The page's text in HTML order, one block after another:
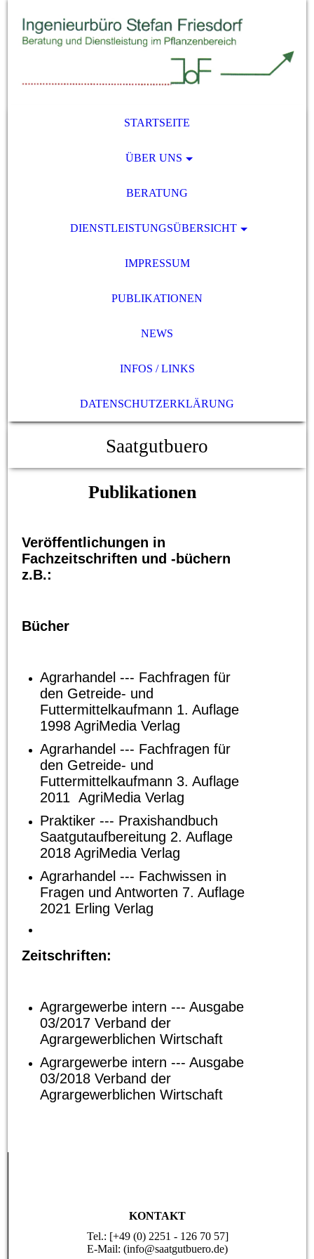
STARTSEITE
ÜBER UNS
BERATUNG
DIENSTLEISTUNGSÜBERSICHT
IMPRESSUM
PUBLIKATIONEN
NEWS
INFOS / LINKS
DATENSCHUTZERKLÄRUNG
Saatgutbuero
Publikationen
Veröffentlichungen in
Fachzeitschriften und -büchern
z.B.:
Bücher
Agrarhandel --- Fachfragen für
den Getreide- und
Futtermittelkaufmann 1. Auflage
1998 AgriMedia Verlag
Agrarhandel --- Fachfragen für
den Getreide- und
Futtermittelkaufmann 3. Auflage
2011 AgriMedia Verlag
Praktiker --- Praxishandbuch
Saatgutaufbereitung 2. Auflage
2018 AgriMedia Verlag
Agrarhandel --- Fachwissen in
Fragen und Antworten 7. Auflage
2021 Erling Verlag
Zeitschriften:
Agrargewerbe intern --- Ausgabe
03/2017 Verband der
Agrargewerblichen Wirtschaft
Agrargewerbe intern --- Ausgabe
03/2018 Verband der
Agrargewerblichen Wirtschaft
KONTAKT
Tel.: [+49 (0) 2251 - 126 70 57]
E-Mail: (info@saatgutbuero.de)